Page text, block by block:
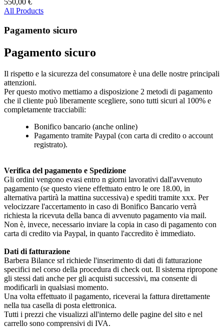
550,00 €
All Products
Pagamento sicuro
Pagamento sicuro
Il rispetto e la sicurezza del consumatore è una delle nostre principali
attenzioni.
Per questo motivo mettiamo a disposizione 2 metodi di pagamento
che il cliente può liberamente scegliere, sono tutti sicuri al 100% e
completamente tracciabili:
Bonifico bancario (anche online)
Pagamento tramite Paypal (con carta di credito o account
registrato).
Verifica del pagamento e Spedizione
Gli ordini vengono evasi entro n giorni lavorativi dall'avvenuto
pagamento (se questo viene effettuato entro le ore 18.00, in
alternativa partirà la mattina successiva) e spediti tramite xxx. Per
velocizzare l'accertamento in caso di Bonifico Bancario verrà
richiesta la ricevuta della banca di avvenuto pagamento via mail.
Non è, invece, necessario inviare la copia in caso di pagamento con
carta di credito via Paypal, in quanto l'accredito è immediato.
Dati di fatturazione
Barbera Bilance srl richiede l'inserimento di dati di fatturazione
specifici nel corso della procedura di check out. Il sistema ripropone
gli stessi dati anche per gli acquisti successivi, ma consente di
modificarli in qualsiasi momento.
Una volta effettuato il pagamento, riceverai la fattura direttamente
nella tua casella di posta elettronica.
Tutti i prezzi che visualizzi all'interno delle pagine del sito e nel
carrello sono comprensivi di IVA.